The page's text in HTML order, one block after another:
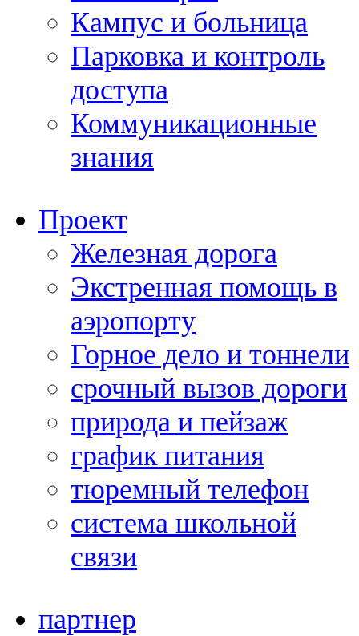
Кампус и больница
Парковка и контроль
доступа
Коммуникационные
знания
Проект
Железная дорога
Экстренная помощь в
аэропорту
Горное дело и тоннели
срочный вызов дороги
природа и пейзаж
график питания
тюремный телефон
система школьной
связи
партнер